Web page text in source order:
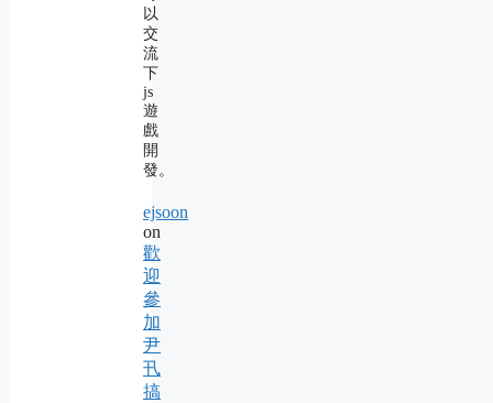
以
交
流
下
js
遊
戲
開
發。
ejsoon
on
歡
迎
參
加
尹
卂
搞